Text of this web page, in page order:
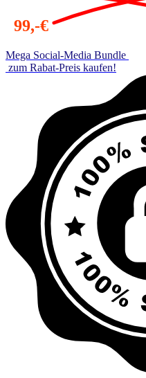
99,-€
Mega Social-Media Bundle
zum Rabat-Preis kaufen!